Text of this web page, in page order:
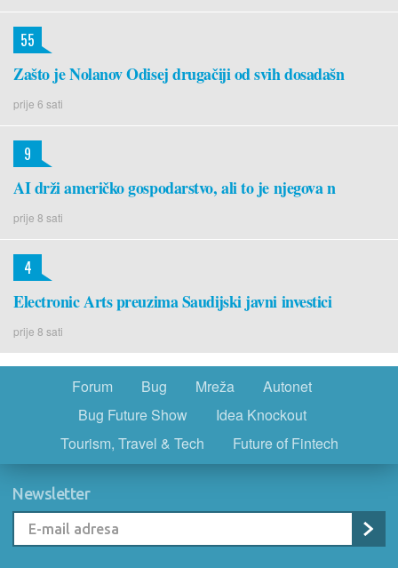
Zašto je Nolanov Odisej drugačiji od svih dosadašn
prije 6 sati
55
AI drži američko gospodarstvo, ali to je njegova n
prije 8 sati
9
Electronic Arts preuzima Saudijski javni investici
prije 8 sati
4
Forum Bug Mreža
Autonet
Bug Future Show
Idea Knockout
Tourism, Travel & Tech
Future of Fintech
Newsletter